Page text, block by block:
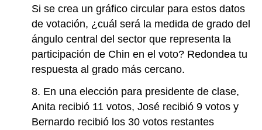
Si se crea un gráfico circular para estos datos
de votación, ¿cuál será la medida de grado del
ángulo central del sector que representa la
participación de Chin en el voto? Redondea tu
respuesta al grado más cercano.
8. En una elección para presidente de clase,
Anita recibió 11 votos, José recibió 9 votos y
Bernardo recibió los 30 votos restantes